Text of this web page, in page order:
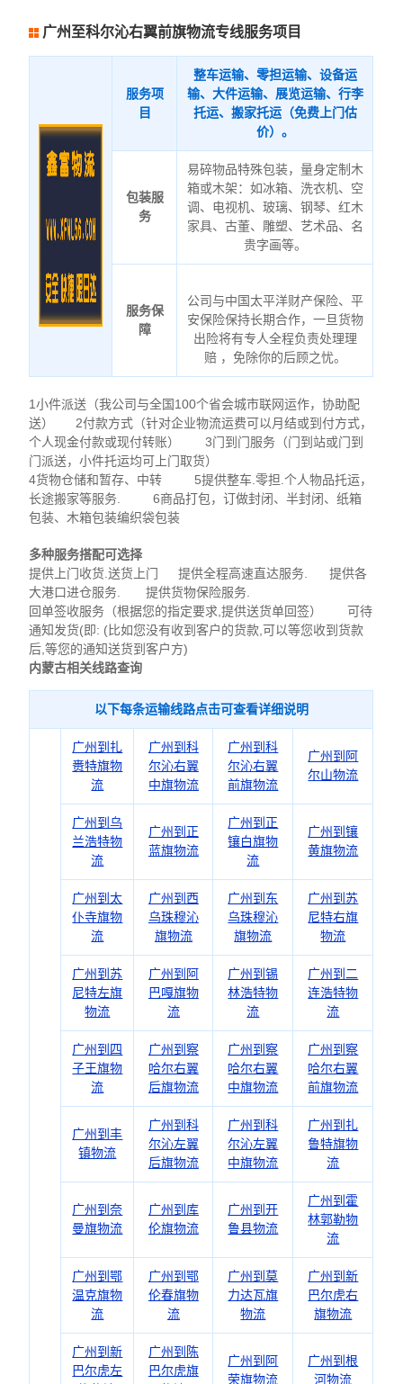
广州至科尔沁右翼前旗物流专线服务项目
服务项
目
整车运输、零担运输、设备运
输、大件运输、展览运输、行李
托运、搬家托运（免费上门估
价）。
包装服
务
易碎物品特殊包装，量身定制木
箱或木架：如冰箱、洗衣机、空
调、电视机、玻璃、钢琴、红木
家具、古董、雕塑、艺术品、名
贵字画等。
服务保
障
公司与中国太平洋财产保险、平
安保险保持长期合作，一旦货物
出险将有专人全程负责处理理
赔 ，免除你的后顾之忧。
1小件派送（我公司与全国100个省会城市联网运作，协助配
送） 2付款方式（针对企业物流运费可以月结或到付方式，
个人现金付款或现付转账） 3门到门服务（门到站或门到
门派送，小件托运均可上门取货）
4货物仓储和暂存、中转 5提供整车.零担.个人物品托运，
长途搬家等服务. 6商品打包，订做封闭、半封闭、纸箱
包装、木箱包装编织袋包装
多种服务搭配可选择
提供上门收货.送货上门 提供全程高速直达服务. 提供各
大港口进仓服务. 提供货物保险服务.
回单签收服务（根据您的指定要求,提供送货单回签） 可待
通知发货(即: (比如您没有收到客户的货款,可以等您收到货款
后,等您的通知送货到客户方)
内蒙古相关线路查询
以下每条运输线路点击可查看详细说明
广州到扎
赉特旗物
流
广州到科
尔沁右翼
中旗物流
广州到科
尔沁右翼
前旗物流
广州到阿
尔山物流
广州到乌
兰浩特物
流
广州到正
蓝旗物流
广州到正
镶白旗物
流
广州到镶
黄旗物流
广州到太
仆寺旗物
流
广州到西
乌珠穆沁
旗物流
广州到东
乌珠穆沁
旗物流
广州到苏
尼特右旗
物流
广州到苏
尼特左旗
物流
广州到阿
巴嘎旗物
流
广州到锡
林浩特物
流
广州到二
连浩特物
流
广州到四
子王旗物
流
广州到察
哈尔右翼
后旗物流
广州到察
哈尔右翼
中旗物流
广州到察
哈尔右翼
前旗物流
广州到丰
镇物流
广州到科
尔沁左翼
后旗物流
广州到科
尔沁左翼
中旗物流
广州到扎
鲁特旗物
流
广州到奈
曼旗物流
广州到库
伦旗物流
广州到开
鲁县物流
广州到霍
林郭勒物
流
广州到鄂
温克旗物
流
广州到鄂
伦春旗物
流
广州到莫
力达瓦旗
物流
广州到新
巴尔虎右
旗物流
广州到新
巴尔虎左
广州到陈
巴尔虎旗
广州到阿
荣旗物流
广州到根
河物流